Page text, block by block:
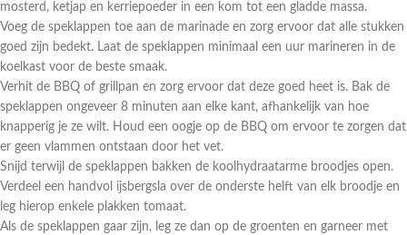
mosterd, ketjap en kerriepoeder in een kom tot een gladde massa.
Voeg de speklappen toe aan de marinade en zorg ervoor dat alle stukken
goed zijn bedekt. Laat de speklappen minimaal een uur marineren in de
koelkast voor de beste smaak.
Verhit de BBQ of grillpan en zorg ervoor dat deze goed heet is. Bak de
speklappen ongeveer 8 minuten aan elke kant, afhankelijk van hoe
knapperig je ze wilt. Houd een oogje op de BBQ om ervoor te zorgen dat
er geen vlammen ontstaan door het vet.
Snijd terwijl de speklappen bakken de koolhydraatarme broodjes open.
Verdeel een handvol ijsbergsla over de onderste helft van elk broodje en
leg hierop enkele plakken tomaat.
Als de speklappen gaar zijn, leg ze dan op de groenten en garneer met